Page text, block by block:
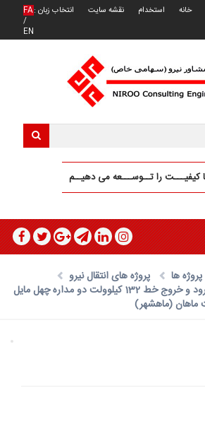
انتخاب زبان :FA
/
EN
نقشه سایت استخدام خانه
کیفیـــت را تــوســـعه می دهیــم
پروژه ها
پروژه های انتقال نیرو
خدمات مهندسی ورود و خروج خط 132 کیلوولت دو مداره چهل مایل
ماهان (ماهشهر)